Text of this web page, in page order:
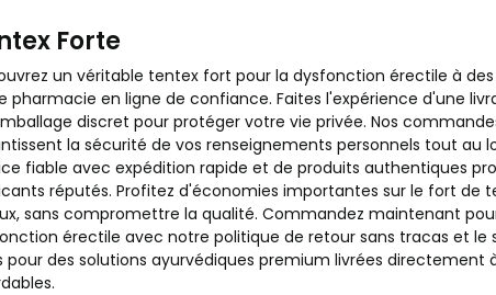
Forte
un véritable tentex fort pour la dysfonction érectile à
pharmacie en ligne de confiance. Faites l'expérience d'une
discret pour protéger votre vie privée. Nos
la sécurité de vos renseignements personnels tout au
fiable avec expédition rapide et de produits authentiques
réputés. Profitez d'économies importantes sur le fort de
sans compromettre la qualité. Commandez maintenant
érectile avec notre politique de retour sans tracas et le
pour des solutions ayurvédiques premium livrées directement